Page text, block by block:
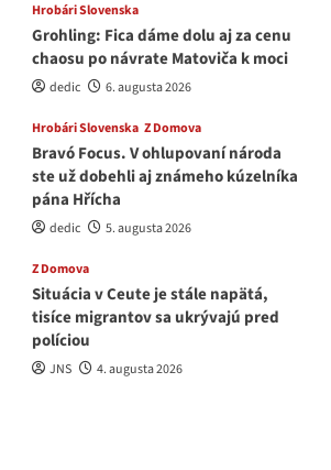
Hrobári Slovenska
Grohling: Fica dáme dolu aj za cenu
chaosu po návrate Matoviča k moci
dedic 6. augusta 2026
Hrobári Slovenska Z Domova
Bravó Focus. V ohlupovaní národa
ste už dobehli aj známeho kúzelníka
pána Hřícha
dedic 5. augusta 2026
Z Domova
Situácia v Ceute je stále napätá,
tisíce migrantov sa ukrývajú pred
políciou
JNS 4. augusta 2026